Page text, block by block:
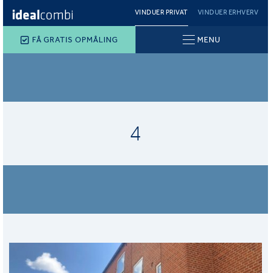
VINDUER PRIVAT VINDUER ERHVERV
FÅ GRATIS OPMÅLING MENU
4